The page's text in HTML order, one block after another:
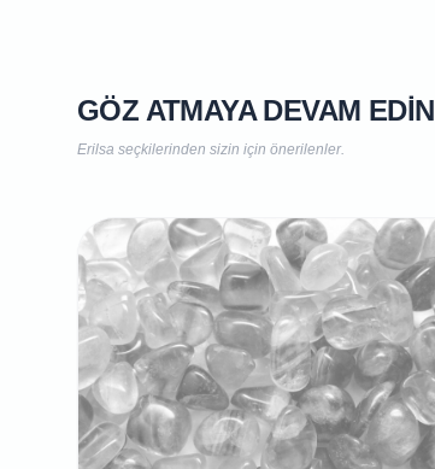
GÖZ ATMAYA DEVAM EDIN
Erilsa seçkilerinden sizin için önerilenler.